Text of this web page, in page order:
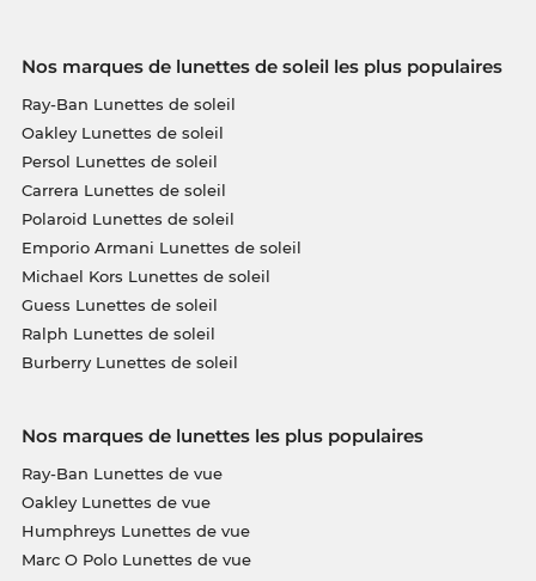
Nos marques de lunettes de soleil les plus populaires
Ray-Ban Lunettes de soleil
Oakley Lunettes de soleil
Persol Lunettes de soleil
Carrera Lunettes de soleil
Polaroid Lunettes de soleil
Emporio Armani Lunettes de soleil
Michael Kors Lunettes de soleil
Guess Lunettes de soleil
Ralph Lunettes de soleil
Burberry Lunettes de soleil
Nos marques de lunettes les plus populaires
Ray-Ban Lunettes de vue
Oakley Lunettes de vue
Humphreys Lunettes de vue
Marc O Polo Lunettes de vue